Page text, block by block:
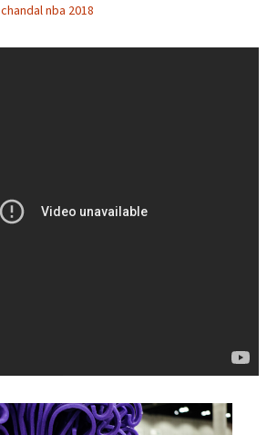
chandal nba 2018